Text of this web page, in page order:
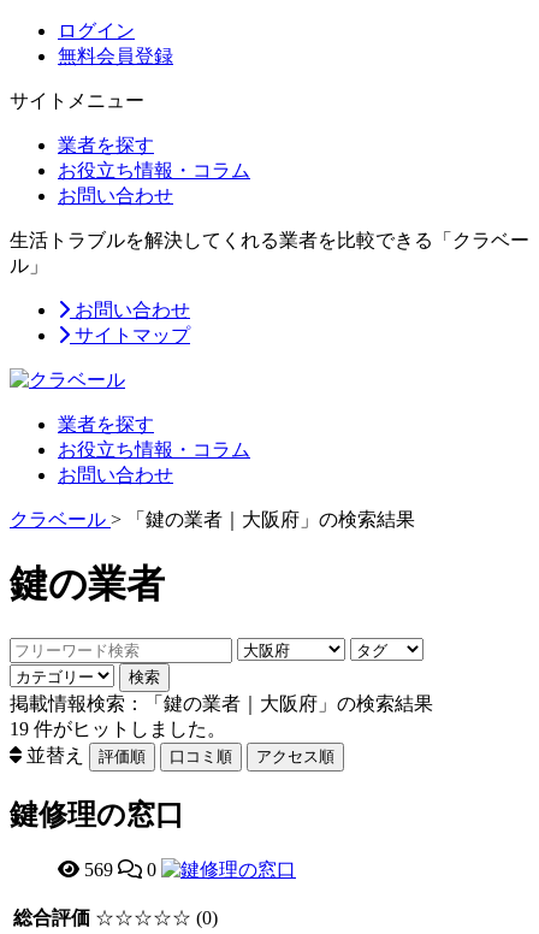
ログイン
無料会員登録
サイトメニュー
業者を探す
お役立ち情報・コラム
お問い合わせ
生活トラブルを解決してくれる業者を比較できる「クラベー
ル」
お問い合わせ
サイトマップ
業者を探す
お役立ち情報・コラム
お問い合わせ
クラベール > 「鍵の業者｜大阪府」の検索結果
鍵の業者
掲載情報検索：「鍵の業者｜大阪府」の検索結果
19 件がヒットしました。
並替え
鍵修理の窓口
569 0
総合評価 ☆☆☆☆☆ (0)